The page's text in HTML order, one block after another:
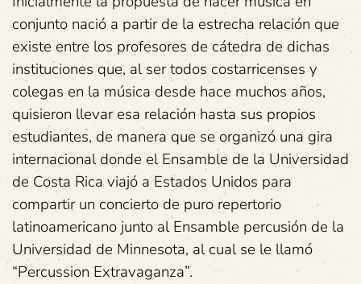
conjunto nació a partir de la estrecha relación que
existe entre los profesores de cátedra de dichas
instituciones que, al ser todos costarricenses y
colegas en la música desde hace muchos años,
quisieron llevar esa relación hasta sus propios
estudiantes, de manera que se organizó una gira
internacional donde el Ensamble de la Universidad
de Costa Rica viajó a Estados Unidos para
compartir un concierto de puro repertorio
latinoamericano junto al Ensamble percusión de la
Universidad de Minnesota, al cual se le llamó
“Percussion Extravaganza”.